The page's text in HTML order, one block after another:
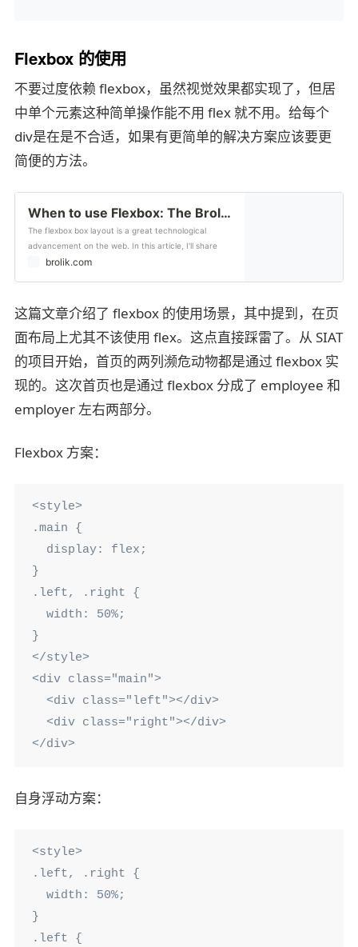
Flexbox 的使用
不要过度依赖 flexbox，虽然视觉效果都实现了，但居
中单个元素这种简单操作能不用 flex 就不用。给每个
div是在是不合适，如果有更简单的解决方案应该要更
简便的方法。
When to use Flexbox: The Brolik Blog
The flexbox box layout is a great technological
advancement on the web. In this article, I'll share
some tips on when to (and when not to) use flexbox
brolik.com
这篇文章介绍了 flexbox 的使用场景，其中提到，在页
面布局上尤其不该使用 flex。这点直接踩雷了。从 SIAT
的项目开始，首页的两列濒危动物都是通过 flexbox 实
现的。这次首页也是通过 flexbox 分成了 employee 和
employer 左右两部分。
Flexbox 方案：
<style>
.main {
  display: flex;
}
.left, .right {
  width: 50%;
}
</style>
<div class="main">
  <div class="left"></div>
  <div class="right"></div>
</div>
自身浮动方案：
<style>
.left, .right {
  width: 50%;
}
.left {